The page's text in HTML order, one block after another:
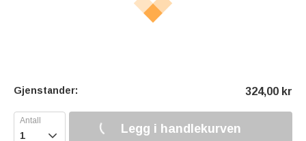
Gjenstander: 324,00 kr
 Legg i handlekurven